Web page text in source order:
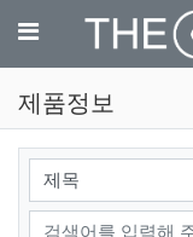
메뉴
제품정보
검색대상
검색어